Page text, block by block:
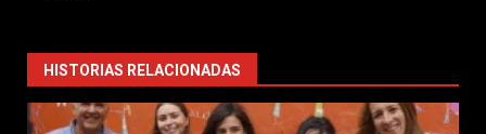
HISTORIAS RELACIONADAS